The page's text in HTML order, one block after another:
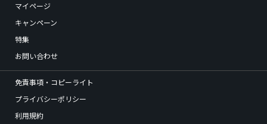
マイページ
キャンペーン
特集
お問い合わせ
免責事項・コピーライト
プライバシーポリシー
利用規約